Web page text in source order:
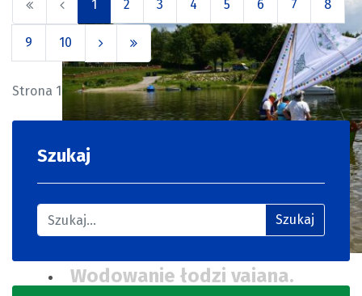
Wodowanie łodzi vaiana.
1 2 3 4 5 6 7 8
9 10
Strona 1 z 379
Szukaj
Szukaj